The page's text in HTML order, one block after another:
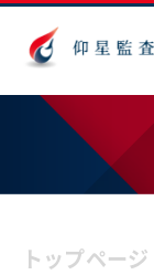
トップページ